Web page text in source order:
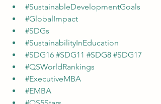
#SustainableDevelopmentGoals
#GlobalImpact
#SDGs
#SustainabilityInEducation
#SDG16 #SDG11 #SDG8 #SDG17
#QSWorldRankings
#ExecutiveMBA
#EMBA